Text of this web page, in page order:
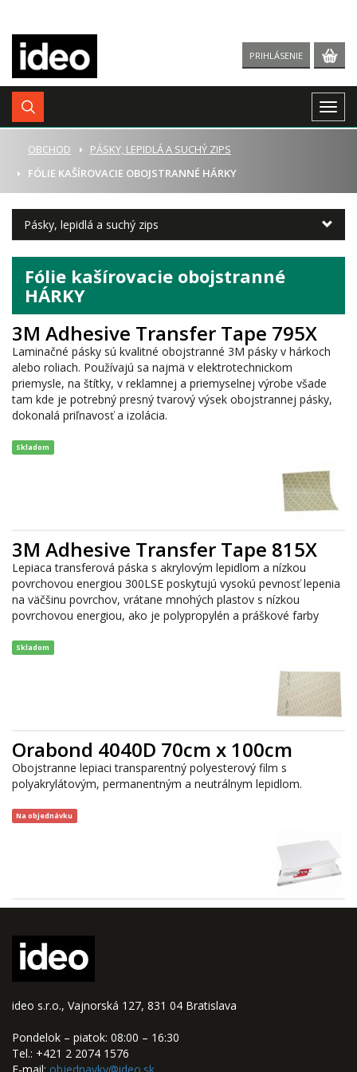
PRIHLÁSENIE
ÚVOD
OBCHOD
PÁSKY, LEPIDLÁ A SUCHÝ ZIPS
FÓLIE KAŠÍROVACIE OBOJSTRANNÉ HÁRKY
Pásky, lepidlá a suchý zips
Fólie kašírovacie obojstranné
HÁRKY
3M Adhesive Transfer Tape 795X
Laminačné pásky sú kvalitné obojstranné 3M pásky v hárkoch
alebo roliach. Používajú sa najmä v elektrotechnickom
priemysle, na štítky, v reklamnej a priemyselnej výrobe všade
tam kde je potrebný presný tvarový výsek obojstrannej pásky,
dokonalá priľnavosť a izolácia.
Skladom
3M Adhesive Transfer Tape 815X
Lepiaca transferová páska s akrylovým lepidlom a nízkou
povrchovou energiou 300LSE poskytujú vysokú pevnosť lepenia
na väčšinu povrchov, vrátane mnohých plastov s nízkou
povrchovou energiou, ako je polypropylén a práškové farby
Skladom
Orabond 4040D 70cm x 100cm
Obojstranne lepiaci transparentný polyesterový film s
polyakrylátovým, permanentným a neutrálnym lepidlom.
Na objednávku
ideo s.r.o., Vajnorská 127, 831 04 Bratislava
Pondelok – piatok: 08:00 – 16:30
Tel.: +421 2 2074 1576